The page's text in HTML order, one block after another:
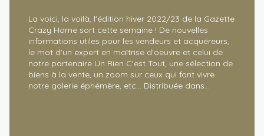
La voici, la voilà, l'édition hiver 2022/23 de la Gazette
Crazy Home sort cette semaine ! De nouvelles
informations utiles pour les vendeurs et acquéreurs,
le mot d'un expert en maîtrise d'oeuvre et celui de
notre partenaire Un Rien C'est Tout, une sélection de
biens à la vente, un zoom sur ceux qui font vivre
notre galerie éphémère, etc... Distribuée dans